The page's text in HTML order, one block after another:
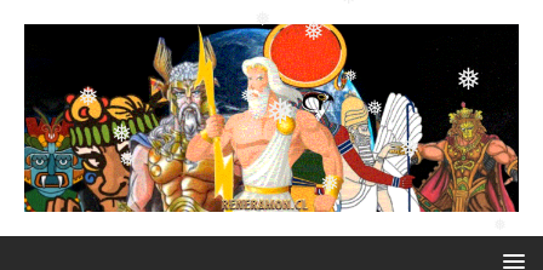
❅ ❅ ❅
❅
❅
❅
❅
❅
❅